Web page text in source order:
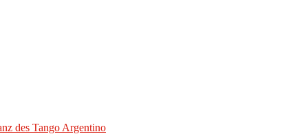
des Tango Argentino